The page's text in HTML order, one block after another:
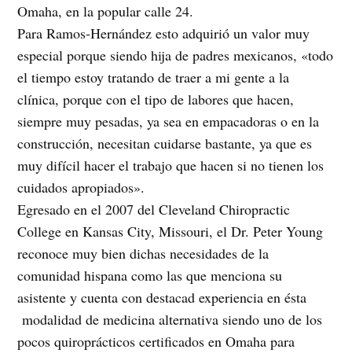
Omaha, en la popular calle 24.
Para Ramos-Hernández esto adquirió un valor muy
especial porque siendo hija de padres mexicanos, «todo
el tiempo estoy tratando de traer a mi gente a la
clínica, porque con el tipo de labores que hacen,
siempre muy pesadas, ya sea en empacadoras o en la
construcción, necesitan cuidarse bastante, ya que es
muy difícil hacer el trabajo que hacen si no tienen los
cuidados apropiados».
Egresado en el 2007 del Cleveland Chiropractic
College en Kansas City, Missouri, el Dr. Peter Young
reconoce muy bien dichas necesidades de la
comunidad hispana como las que menciona su
asistente y cuenta con destacad experiencia en ésta
modalidad de medicina alternativa siendo uno de los
pocos quiroprácticos certificados en Omaha para